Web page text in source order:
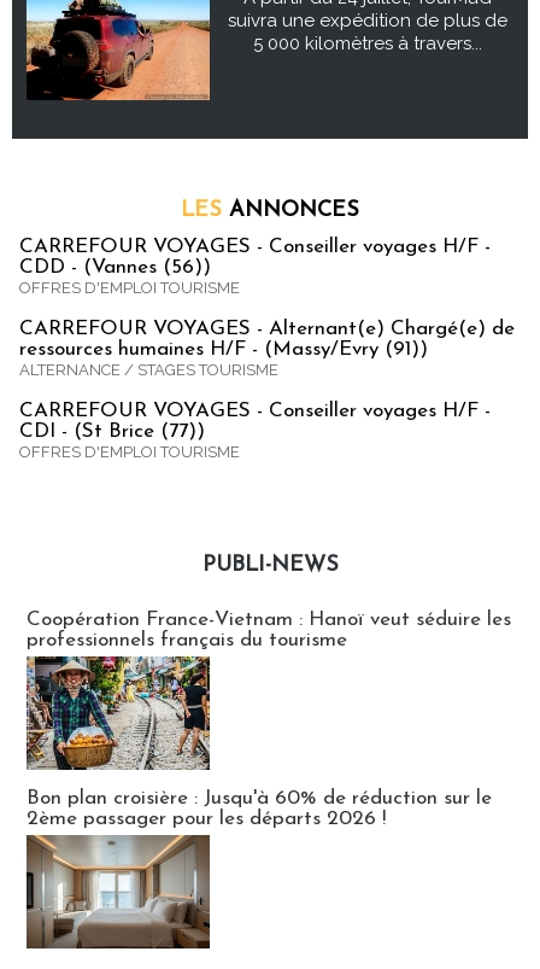
suivra une expédition de plus de
5 000 kilomètres à travers...
LES ANNONCES
CARREFOUR VOYAGES - Conseiller voyages H/F -
CDD - (Vannes (56))
OFFRES D'EMPLOI TOURISME
CARREFOUR VOYAGES - Alternant(e) Chargé(e) de
ressources humaines H/F - (Massy/Evry (91))
ALTERNANCE / STAGES TOURISME
CARREFOUR VOYAGES - Conseiller voyages H/F -
CDI - (St Brice (77))
OFFRES D'EMPLOI TOURISME
PUBLI-NEWS
Coopération France-Vietnam : Hanoï veut séduire les
professionnels français du tourisme
Bon plan croisière : Jusqu'à 60% de réduction sur le
2ème passager pour les départs 2026 !